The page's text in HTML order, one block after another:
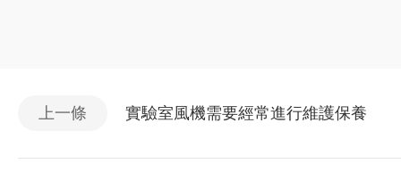
上一條 實驗室風機需要經常進行維護保養